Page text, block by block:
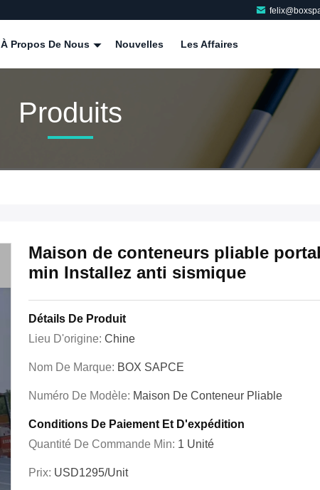
À Propos De Nous Nouvelles Les Affaires
Produits
Maison de conteneurs pliable
min Installez anti sismique
Détails De Produit
Lieu D'origine: Chine
Nom De Marque: BOX SAPCE
Numéro De Modèle: Maison De Conteneur Pliable
Conditions De Paiement Et D'expédition
Quantité De Commande Min: 1 Unité
Prix: USD1295/unit